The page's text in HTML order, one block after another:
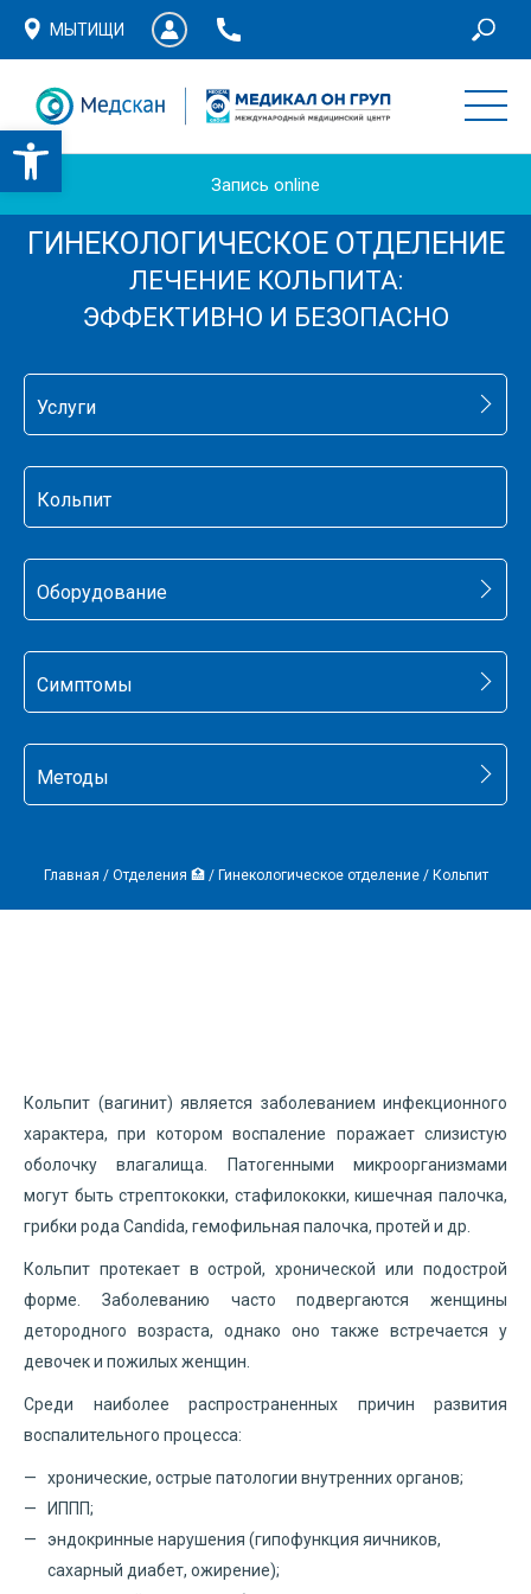
МЫТИЩИ
Запись online
ГИНЕКОЛОГИЧЕСКОЕ ОТДЕЛЕНИЕ
ЛЕЧЕНИЕ КОЛЬПИТА:
ЭФФЕКТИВНО И БЕЗОПАСНО
Услуги
Кольпит
Оборудование
Симптомы
Методы
Главная / Отделения 🏥/ Гинекологическое отделение/ Кольпит
Кольпит (вагинит) является заболеванием инфекционного
характера, при котором воспаление поражает слизистую
оболочку влагалища. Патогенными микроорганизмами
могут быть стрептококки, стафилококки, кишечная палочка,
грибки рода Candida, гемофильная палочка, протей и др.
Кольпит протекает в острой, хронической или подострой
форме. Заболеванию часто подвергаются женщины
детородного возраста, однако оно также встречается у
девочек и пожилых женщин.
Среди наиболее распространенных причин развития
воспалительного процесса:
хронические, острые патологии внутренних органов;
ИППП;
эндокринные нарушения (гипофункция яичников,
сахарный диабет, ожирение);